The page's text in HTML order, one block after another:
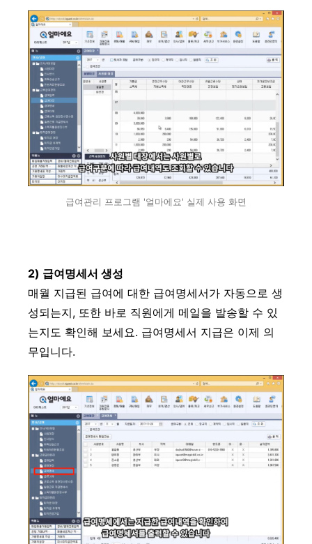
급여관리 프로그램 '얼마에요' 실제 사용 화면
2) 급여명세서 생성
매월 지급된 급여에 대한 급여명세서가 자동으로 생
성되는지, 또한 바로 직원에게 메일을 발송할 수 있
는지도 확인해 보세요. 급여명세서 지급은 이제 의
무입니다.